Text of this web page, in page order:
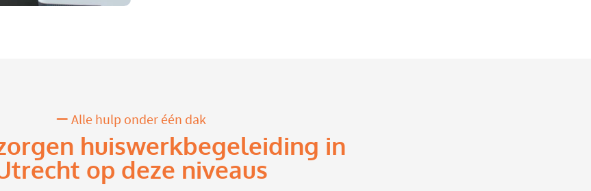
Alle hulp onder één dak
huiswerkbegeleiding in
op deze niveaus